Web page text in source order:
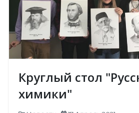
Круглый стол
химики"